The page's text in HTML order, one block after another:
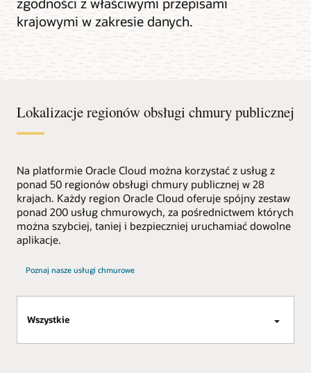
krajowymi w zakresie danych.
Lokalizacje regionów obsługi chmury publicznej
Na platformie Oracle Cloud można korzystać z usług z
ponad 50 regionów obsługi chmury publicznej w 28
krajach. Każdy region Oracle Cloud oferuje spójny zestaw
ponad 200 usług chmurowych, za pośrednictwem których
można szybciej, taniej i bezpieczniej uruchamiać dowolne
aplikacje.
Poznaj nasze usługi chmurowe
Wszystkie